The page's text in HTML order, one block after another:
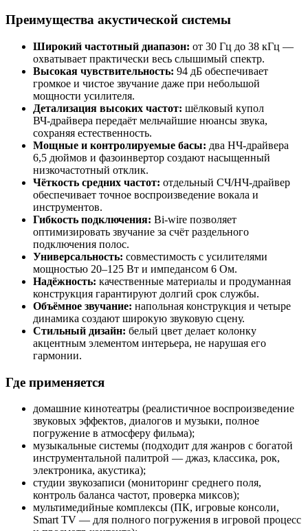
Преимущества акустической системы
Широкий частотный диапазон: от 30 Гц до 38 кГц —
охватывает практически весь слышимый спектр.
Высокая чувствительность: 94 дБ обеспечивает
громкое и чистое звучание даже при небольшой
мощности усилителя.
Детализация высоких частот: шёлковый купол
ВЧ‑драйвера передаёт мельчайшие нюансы звука,
сохраняя естественность.
Мощные и контролируемые басы: два НЧ‑драйвера
6,5 дюймов и фазоинвертор создают насыщенный
низкочастотный отклик.
Чёткость средних частот: отдельный СЧ/НЧ‑драйвер
обеспечивает точное воспроизведение вокала и
инструментов.
Гибкость подключения: Bi‑wire позволяет
оптимизировать звучание за счёт раздельного
подключения полос.
Универсальность: совместимость с усилителями
мощностью 20–125 Вт и импедансом 6 Ом.
Надёжность: качественные материалы и продуманная
конструкция гарантируют долгий срок службы.
Объёмное звучание: напольная конструкция и четыре
динамика создают широкую звуковую сцену.
Стильный дизайн: белый цвет делает колонку
акцентным элементом интерьера, не нарушая его
гармонии.
Где применяется
домашние кинотеатры (реалистичное воспроизведение
звуковых эффектов, диалогов и музыки, полное
погружение в атмосферу фильма);
музыкальные системы (подходит для жанров с богатой
инструментальной палитрой — джаз, классика, рок,
электроника, акустика);
студии звукозаписи (мониторинг среднего поля,
контроль баланса частот, проверка миксов);
мультимедийные комплексы (ПК, игровые консоли,
Smart TV — для полного погружения в игровой процесс